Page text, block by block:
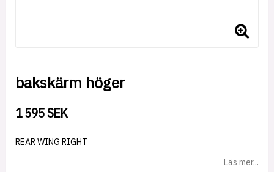
bakskärm höger
1 595 SEK
REAR WING RIGHT
Läs mer...